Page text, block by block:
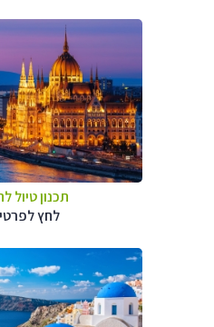
תכנון טיול
לחץ